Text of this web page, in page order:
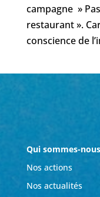
campagne »
restaurant ».
conscience de
Qui sommes-nous
Nos actions
Nos actualités